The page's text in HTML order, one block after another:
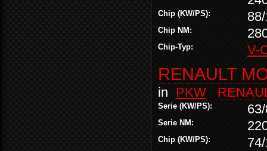
Chip (KW/PS):
Chip NM:
Chip-Typ: V-
RENAULT
in PKW
Serie (KW/PS):
Serie NM:
Chip (KW/PS):